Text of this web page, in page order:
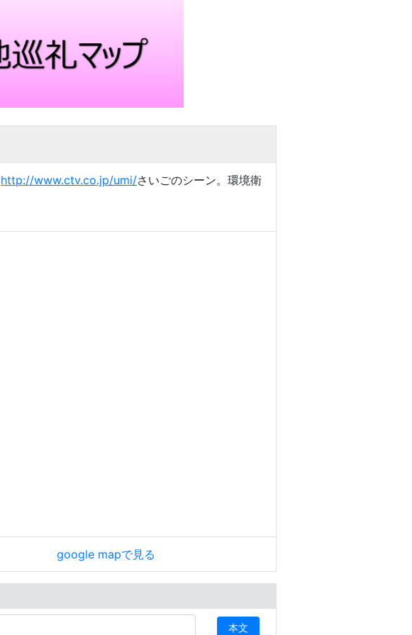
http://www.ctv.co.jp/umi/さいごのシーン。環境衛
google mapで見る
本文